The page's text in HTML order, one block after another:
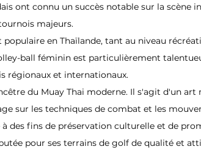
ont connu un succès notable sur la scène
majeurs.
populaire en Thaïlande, tant au niveau
ball féminin est particulièrement
régionaux et internationaux.
du Muay Thai moderne. Il s'agit d'un
sur les techniques de combat et les
des fins de préservation culturelle et de
pour ses terrains de golf de qualité et